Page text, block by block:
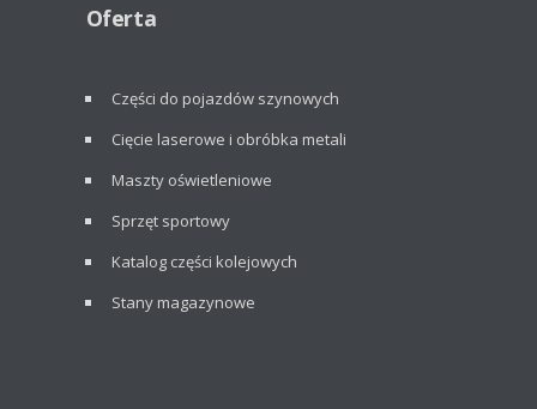
Oferta
Części do pojazdów szynowych
Cięcie laserowe i obróbka metali
Maszty oświetleniowe
Sprzęt sportowy
Katalog części kolejowych
Stany magazynowe